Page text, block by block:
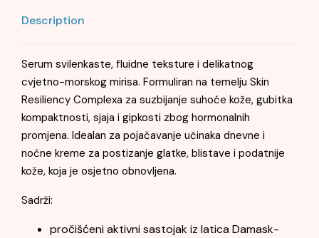
Description
Serum svilenkaste, fluidne teksture i delikatnog
cvjetno-morskog mirisa. Formuliran na temelju Skin
Resiliency Complexa za suzbijanje suhoće kože, gubitka
kompaktnosti, sjaja i gipkosti zbog hormonalnih
promjena. Idealan za pojačavanje učinaka dnevne i
noćne kreme za postizanje glatke, blistave i podatnije
kože, koja je osjetno obnovljena.
Sadrži:
pročišćeni aktivni sastojak iz latica Damask-